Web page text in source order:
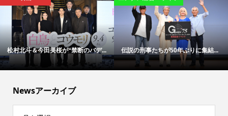
松村北斗＆今田美桜が“禁断のバデ... 伝説の刑事たちが50年ぶりに集結...
Newsアーカイブ